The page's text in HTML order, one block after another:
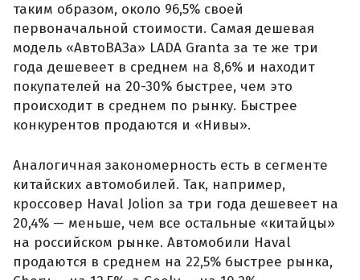
таким образом, около 96,5% своей
первоначальной стоимости. Самая дешевая
модель «АвтоВАЗа» LADA Granta за те же три
года дешевеет в среднем на 8,6% и находит
покупателей на 20-30% быстрее, чем это
происходит в среднем по рынку. Быстрее
конкурентов продаются и «Нивы».
Аналогичная закономерность есть в сегменте
китайских автомобилей. Так, например,
кроссовер Haval Jolion за три года дешевеет на
20,4% — меньше, чем все остальные «китайцы»
на российском рынке. Автомобили Haval
продаются в среднем на 22,5% быстрее рынка,